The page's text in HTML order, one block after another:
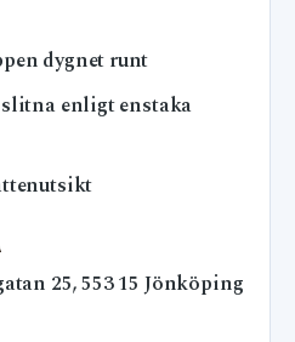
dygnet runt
enligt enstaka
25, 553 15 Jönköping